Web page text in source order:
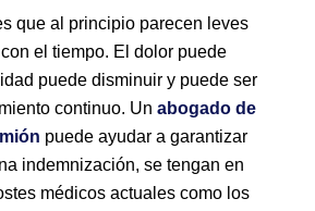
que al principio parecen leves
el tiempo. El dolor puede
puede disminuir y puede ser
continuo. Un abogado de
puede ayudar a garantizar
indemnización, se tengan en
médicos actuales como los